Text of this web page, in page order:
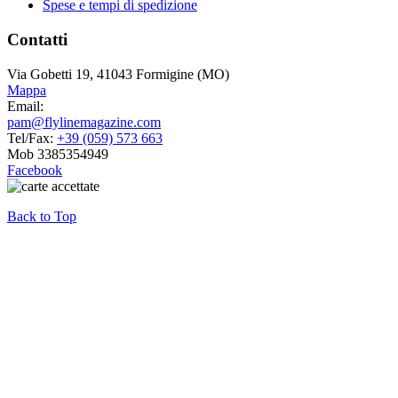
Spese e tempi di spedizione
Contatti
Via Gobetti 19, 41043 Formigine (MO)
Mappa
Email:
pam@flylinemagazine.com
Tel/Fax: +39 (059) 573 663
Mob 3385354949
Facebook
Back to Top